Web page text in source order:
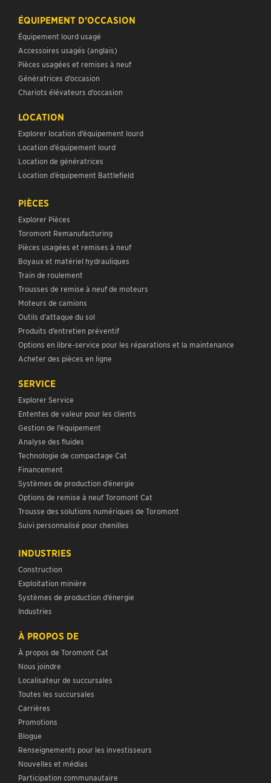
ÉQUIPEMENT D’OCCASION
Équipement lourd usagé
Accessoires usagés (anglais)
Pièces usagées et remises à neuf
Génératrices d’occasion
Chariots élévateurs d’occasion
LOCATION
Explorer location d’équipement lourd
Location d’équipement lourd
Location de génératrices
Location d’équipement Battlefield
PIÈCES
Explorer Pièces
Toromont Remanufacturing
Pièces usagées et remises à neuf
Boyaux et matériel hydrauliques
Train de roulement
Trousses de remise à neuf de moteurs
Moteurs de camions
Outils d’attaque du sol
Produits d’entretien préventif
Options en libre-service pour les réparations et la maintenance
Acheter des pièces en ligne
SERVICE
Explorer Service
Ententes de valeur pour les clients
Gestion de l’équipement
Analyse des fluides
Technologie de compactage Cat
Financement
Systèmes de production d’énergie
Options de remise à neuf Toromont Cat
Trousse des solutions numériques de Toromont
Suivi personnalisé pour chenilles
INDUSTRIES
Construction
Exploitation minière
Systèmes de production d’énergie
Industries
À PROPOS DE
À propos de Toromont Cat
Nous joindre
Localisateur de succursales
Toutes les succursales
Carrières
Promotions
Blogue
Renseignements pour les investisseurs
Nouvelles et médias
Participation communautaire